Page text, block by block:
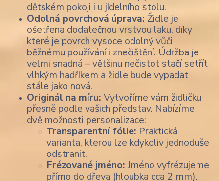
dětském pokoji i u jídelního stolu.
Odolná povrchová úprava: Židle je
ošetřena dodatečnou vrstvou laku, díky
které je povrch vysoce odolný vůči
běžnému používání i znečištění. Údržba je
velmi snadná – většinu nečistot stačí setřít
vlhkým hadříkem a židle bude vypadat
stále jako nová.
Originál na míru: Vytvoříme vám židličku
přesně podle vašich představ. Nabízíme
dvě možnosti personalizace:
Transparentní fólie: Praktická
varianta, kterou lze kdykoliv jednoduše
odstranit.
Frézované jméno:Jméno vyfrézujeme
přímo do dřeva (hloubka cca 2 mm).